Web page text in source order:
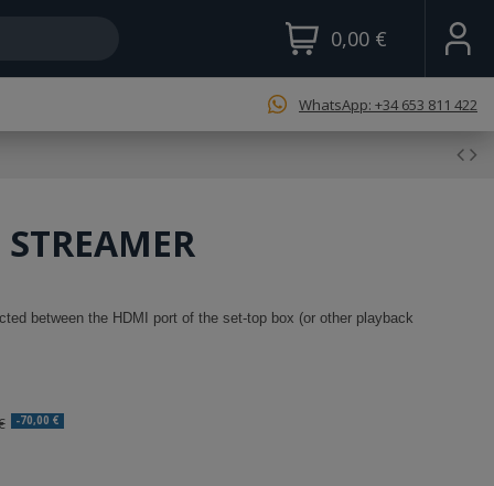
0,00 €
WhatsApp: +34 653 811 422
between the HDMI port of the set-top box (or other playback
-70,00 €